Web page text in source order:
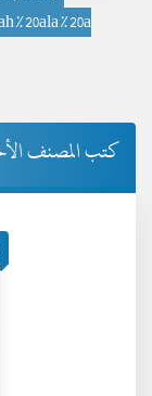
كتب المصنف